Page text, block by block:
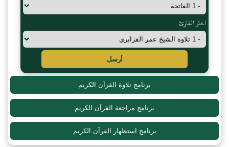
اختر القارئ
أرسل
برنامج تلاوة القرآن الكريم
برنامج مراجعة القرآن الكريم
برنامج استظهار القرآن الكريم